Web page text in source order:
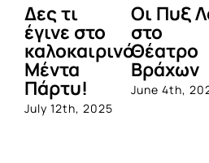
Δες τι
έγινε στο
καλοκαιρινό
Μέντα
Πάρτυ!
July 12th, 2025
Οι Πυξ
στο
Θέατρο
Βράχων
June 4th,